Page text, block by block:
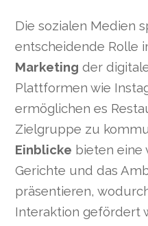
Die sozialen Medien
entscheidende Rolle
Marketing der
Plattformen wie
ermöglichen es
Zielgruppe zu
Einblicke bieten eine
Gerichte und das
präsentieren,
Interaktion gefördert